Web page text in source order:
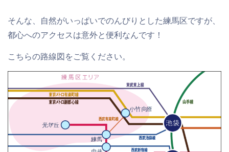
そんな、自然がいっぱいでのんびりとした練馬区ですが、
都心へのアクセスは意外と便利 なんです！
こちらの路線図をご覧ください。